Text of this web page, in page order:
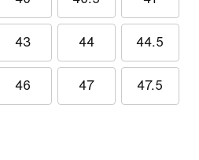
43 44 44.5
46 47 47.5